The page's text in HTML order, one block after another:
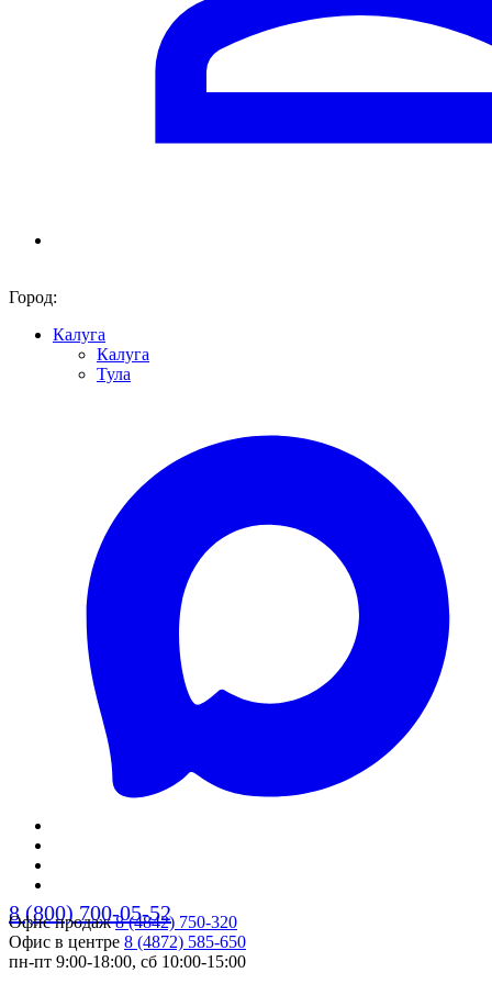
Город:
Калуга
Калуга
Тула
8 (800) 700-05-52
Офис продаж8 (4842) 750-320
Офис в центре 8 (4872) 585-650
пн-пт 9:00-18:00, сб 10:00-15:00